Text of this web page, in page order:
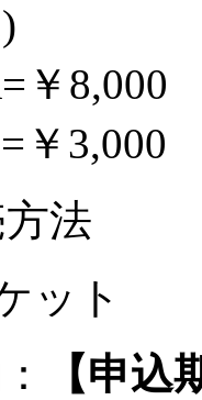
￥
￥
法
ット
【申